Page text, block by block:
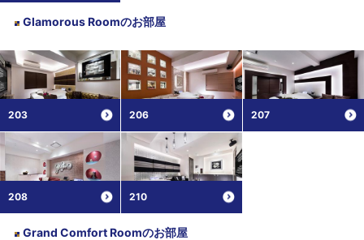
Glamorous Roomのお部屋
203 206 207
208 210
Grand Comfort Roomのお部屋